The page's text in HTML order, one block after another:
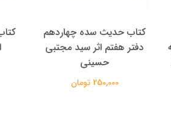
کتاب آفاق الولایه فی فقه
الامامه (2 جلدی)
950,000 تومان